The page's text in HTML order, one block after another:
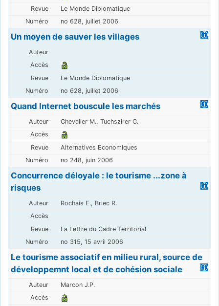
Le Monde Diplomatique
no 628, juillet 2006
Un moyen de sauver les villages
Le Monde Diplomatique
no 628, juillet 2006
Quand Internet bouscule les marchés
Chevalier M., Tuchszirer C.
Alternatives Economiques
no 248, juin 2006
Concurrence déloyale : le tourisme ...zone à
risques
Rochais E., Briec R.
La Lettre du Cadre Territorial
no 315, 15 avril 2006
Le tourisme associatif en milieu rural, source de
développemnt local et de cohésion sociale
Marcon J.P.